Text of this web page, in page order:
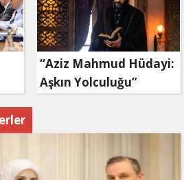
“Aziz Mahmud Hüdayi:
Aşkın Yolculuğu”